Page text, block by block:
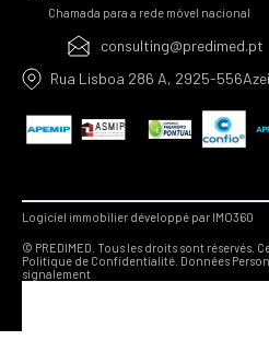
Chamada para a rede móvel nacional
consulting@predimed.pt
Rua Lisboa 286 A, 2925-
Logiciel immobilier développé par IMO360
© PREDIMED. Tous les droits sont réservés.
Politique de Confidentialité. Données
signalement